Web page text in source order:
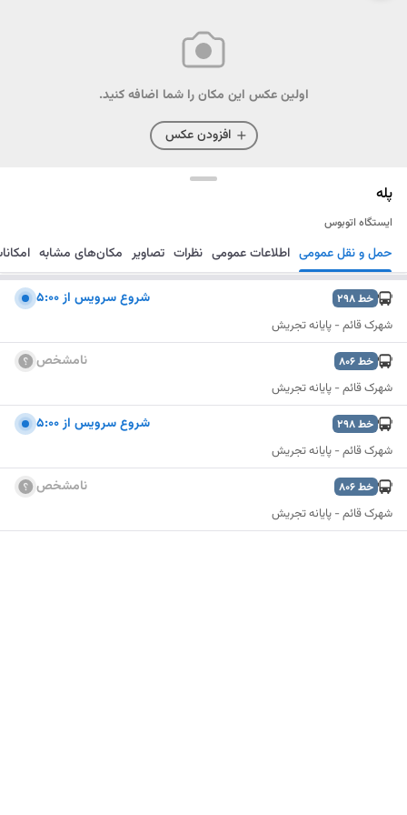
اولین عکس این مکان را شما اضافه کنید.
افزودن عکس
پله
ایستگاه اتوبوس
مسیریابی ذخیره ارسال حمل و نقل عمومی اطلاعات عمومی نظرات تصاویر مکان‌های مشابه
خط298 شروع سرويس از 5:00
شهرک قائم - پایانه تجریش
خط806 نامشخص
شهرک قائم - پایانه تجریش
خط298 شروع سرويس از 5:00
شهرک قائم - پایانه تجریش
خط806 نامشخص
شهرک قائم - پایانه تجریش